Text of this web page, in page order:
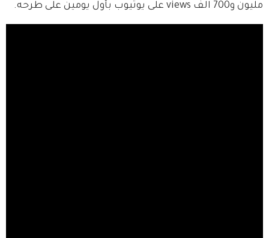
مليون و700 الف views على يوتيوب بأول يومين على طرحه.